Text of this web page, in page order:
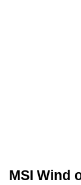
MSI Wind